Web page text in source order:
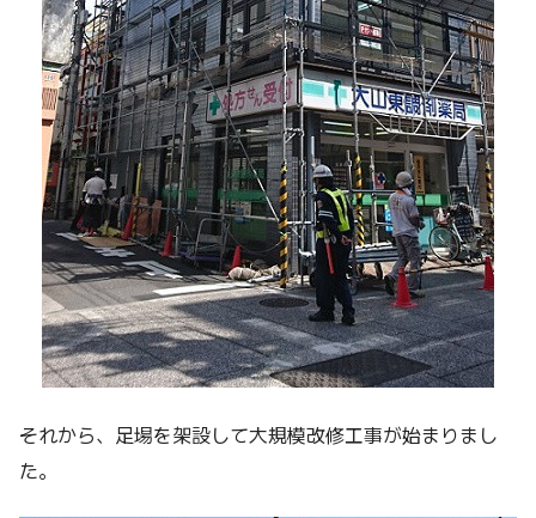
それから、足場を架設して大規模改修工事が始まりまし
た。